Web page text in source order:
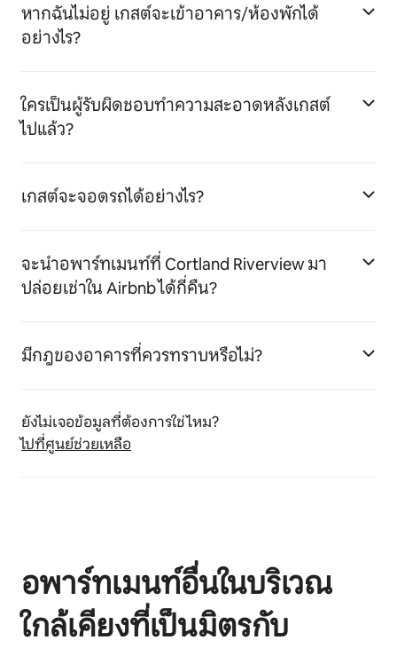
หากฉันไม่อยู่ เกสต์จะเข้าอาคาร/ห้องพักได้
อย่างไร?
ใครเป็นผู้รับผิดชอบทำความสะอาดหลังเกสต์
ไปแล้ว?
เกสต์จะจอดรถได้อย่างไร?
จะนำอพาร์ทเมนท์ที่ Cortland Riverview มา
ปล่อยเช่าใน Airbnb ได้กี่คืน?
มีกฎของอาคารที่ควรทราบหรือไม่?
ยังไม่เจอข้อมูลที่ต้องการใช่ไหม?
ไปที่ศูนย์ช่วยเหลือ
อพาร์ทเมนท์อื่นในบริเวณ
ใกล้เคียงที่เป็นมิตรกับ